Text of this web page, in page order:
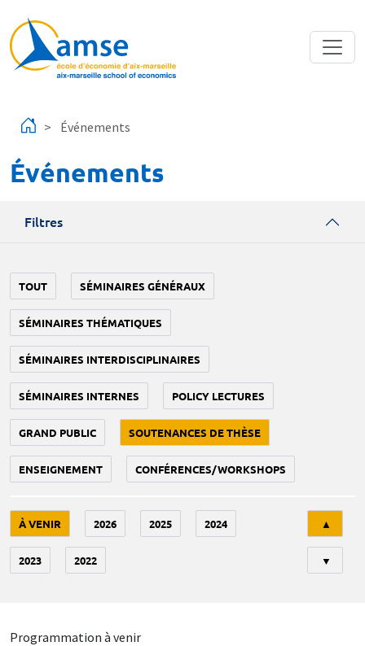
Événements
Événements
Filtres
TOUT SÉMINAIRES GÉNÉRAUX
SÉMINAIRES THÉMATIQUES
SÉMINAIRES INTERDISCIPLINAIRES
SÉMINAIRES INTERNES POLICY LECTURES
GRAND PUBLIC SOUTENANCES DE THÈSE
ENSEIGNEMENT CONFÉRENCES/WORKSHOPS
À VENIR 2026 2025 2024
2023 2022
▲
▼
Programmation à venir